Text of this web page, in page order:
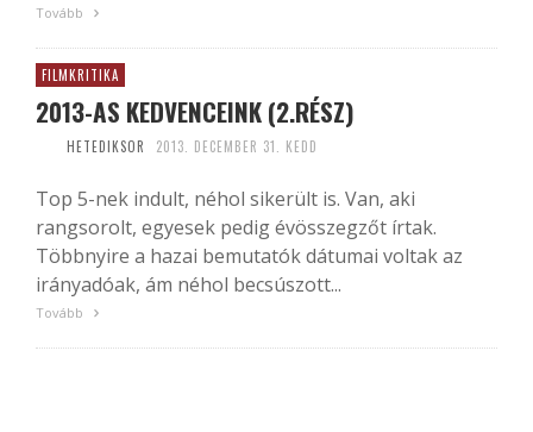
Tovább
FILMKRITIKA
2013-AS KEDVENCEINK (2.RÉSZ)
HETEDIKSOR 2013. DECEMBER 31. KEDD
Top 5-nek indult, néhol sikerült is. Van, aki
rangsorolt, egyesek pedig évösszegzőt írtak.
Többnyire a hazai bemutatók dátumai voltak az
irányadóak, ám néhol becsúszott...
Tovább